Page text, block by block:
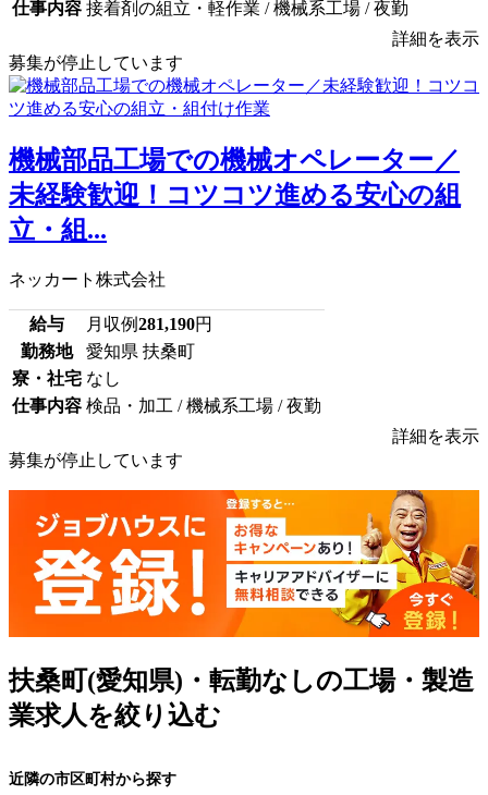
仕事内容 接着剤の組立・軽作業 / 機械系工場 / 夜勤
詳細を表示
募集が停止しています
機械部品工場での機械オペレーター／
未経験歓迎！コツコツ進める安心の組
立・組...
ネッカート株式会社
給与 月収例281,190円
勤務地
愛知県 扶桑町
寮・社宅 なし
仕事内容 検品・加工 / 機械系工場 / 夜勤
詳細を表示
募集が停止しています
扶桑町(愛知県)・転勤なしの工場・製造
業求人を絞り込む
近隣の市区町村から探す